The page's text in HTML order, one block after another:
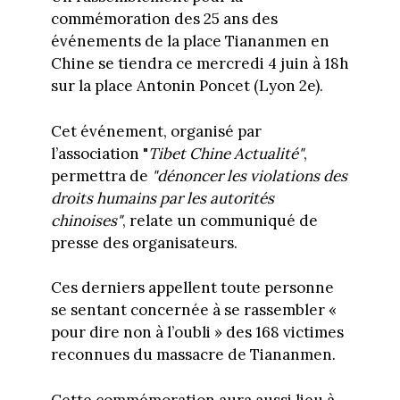
commémoration des 25 ans des
événements de la place Tiananmen en
Chine se tiendra ce mercredi 4 juin à 18h
sur la place Antonin Poncet (Lyon 2e).
Cet événement, organisé par
l’association "Tibet Chine Actualité",
permettra de "dénoncer les violations des
droits humains par les autorités
chinoises", relate un communiqué de
presse des organisateurs.
Ces derniers appellent toute personne
se sentant concernée à se rassembler «
pour dire non à l’oubli » des 168 victimes
reconnues du massacre de Tiananmen.